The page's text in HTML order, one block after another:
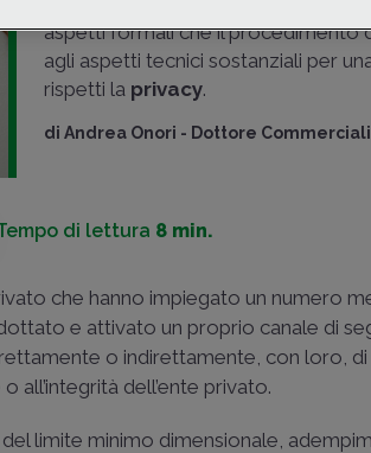
aspetti formali che il procedimento
agli aspetti tecnici sostanziali per
rispetti la privacy.
diAndrea Onori - Dottore
di lettura 8 min.
che hanno impiegato un numero
e attivato un proprio canale di
o indirettamente, con loro,
all’integrità dell’ente privato.
limite minimo dimensionale,